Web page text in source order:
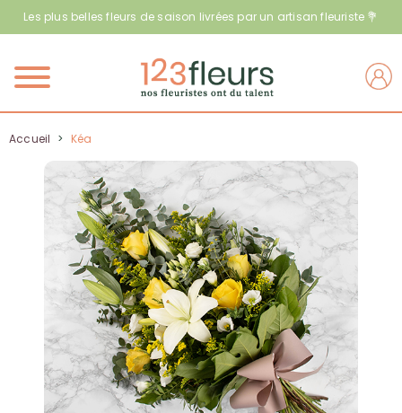
Les plus belles fleurs de saison livrées par un artisan fleuriste 💐
Menu
Accueil > Kéa